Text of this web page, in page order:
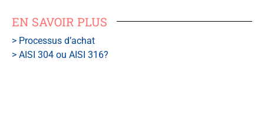
EN SAVOIR PLUS
> Processus d’achat
> AISI 304 ou AISI 316?